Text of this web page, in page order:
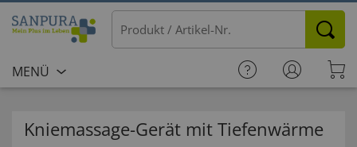
MENÜ
Kniemassage-Gerät mit Tiefenwärme